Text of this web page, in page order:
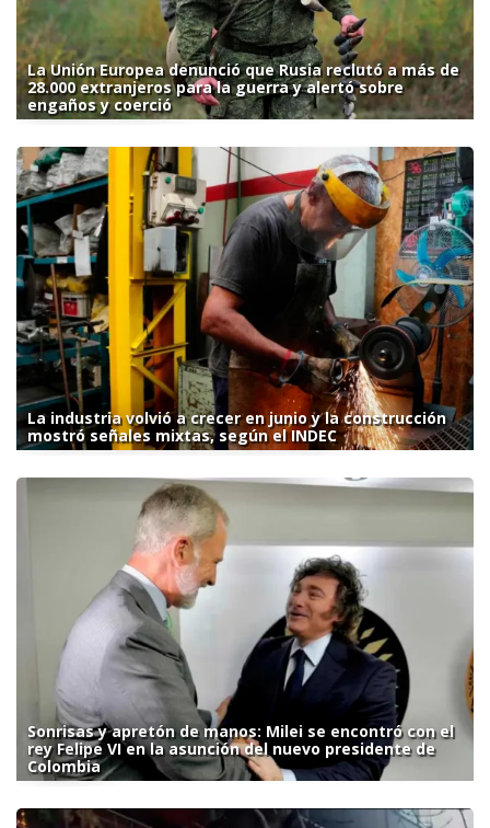
La Unión Europea denunció que Rusia reclutó a más de
28.000 extranjeros para la guerra y alertó sobre
engaños y coerció
La industria volvió a crecer en junio y la construcción
mostró señales mixtas, según el INDEC
Sonrisas y apretón de manos: Milei se encontró con el
rey Felipe VI en la asunción del nuevo presidente de
Colombia